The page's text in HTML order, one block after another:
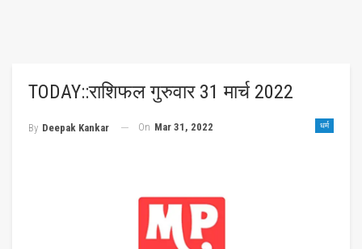
TODAY::राशिफल गुरुवार 31 मार्च 2022
धर्म
By Deepak Kankar On Mar 31, 2022